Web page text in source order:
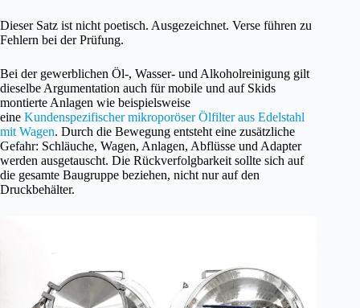
Dieser Satz ist nicht poetisch. Ausgezeichnet. Verse führen zu
Fehlern bei der Prüfung.
Bei der gewerblichen Öl-, Wasser- und Alkoholreinigung gilt
dieselbe Argumentation auch für mobile und auf Skids
montierte Anlagen wie beispielsweise
eine Kundenspezifischer mikroporöser Ölfilter aus Edelstahl
mit Wagen. Durch die Bewegung entsteht eine zusätzliche
Gefahr: Schläuche, Wagen, Anlagen, Abflüsse und Adapter
werden ausgetauscht. Die Rückverfolgbarkeit sollte sich auf
die gesamte Baugruppe beziehen, nicht nur auf den
Druckbehälter.